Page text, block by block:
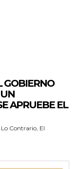
GOBIERNO
APRUEBE EL
Contrario, El